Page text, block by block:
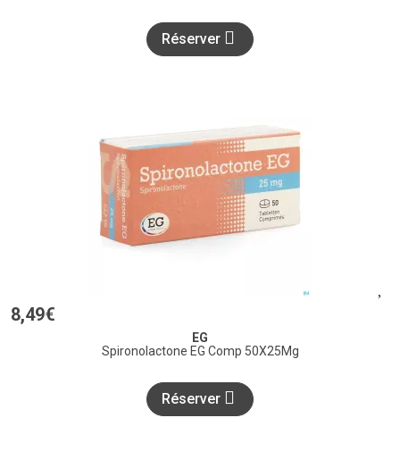
Réserver
8,49€
EG
Spironolactone EG Comp 50X25Mg
Réserver